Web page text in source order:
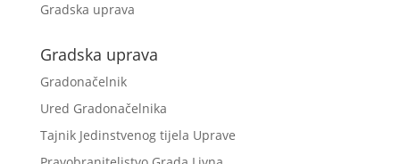
Gradska uprava
Gradska uprava
Gradonačelnik
Ured Gradonačelnika
Tajnik Jedinstvenog tijela Uprave